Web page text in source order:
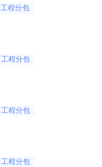
工程分包
工程分包
工程分包
工程分包